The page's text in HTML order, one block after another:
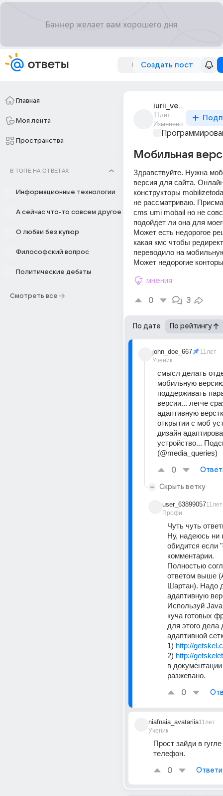
Создать пост
Главная
Моя лента
Пространства
В ТОПЕ НА ОТВЕТАХ
Информационные технологии
А сейчас что-то совсем другое
О любви без купюр
Философский вопрос
Политические дебаты
Смотреть все
iurii_veksil
11лет
Изменено
Мобильная
Здравствуйте. Нужна
версия для сайта.
конструкторы
не рассматриваю.
cms umi mobail но не
подойдет ли она для
Может есть недорогое
какая кмс чтобы
переводило на
Может недорогие
мнения
0 3
По дате По рейтингу
john_doe_667
Ученик
11лет
смысл делать
мобильную
поддерживать
версии... легче
адаптивную
открытии с моб
дизайн
устройство...
(@media_queries)
0
Скрыть ветку
user_63899057
Профи
11лет
Чуть чуть
Ну, надеюсь ни
обидится если
комментарии.
Полностью
ответом выше
Шартан). Надо
адаптивную
Используй
куча готовых
для этого дела
адаптивной
1) http://
2) http://
в
разжевано.
0
niafnaia_avatariia
Ученик
11лет
Прост зайди в
телефон.
0